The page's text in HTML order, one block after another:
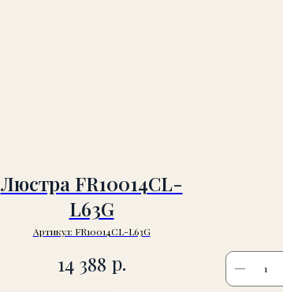
Люстра FR10014CL-
L63G
Артикул: FR10014CL-L63G
14 388 р.